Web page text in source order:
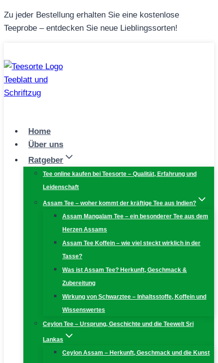
Zum
Inhalt
Zu jeder Bestellung erhalten Sie eine kostenlose
Teeprobe – entdecken Sie neue Lieblingssorten!
Home
Über uns
Ratgeber
Tee online kaufen bei Teesorte – Qualität, Erfahrung und
Leidenschaft
Assam Tee – woher kommt der kräftige Tee aus Indien?
Assam Mangalam Tee – ein besonderer Tee aus dem
Herzen Assams
Assam Tee Koffein – wie viel steckt wirklich in der
Tasse?
Was ist Assam Tee? Herkunft, Geschmack &
Zubereitung
Wirkung von Schwarztee – Inhaltsstoffe, Koffein und
Wissenswertes
Ceylon Tee – Ursprung, Geschichte und die Teewelt Sri
Lankas
Ceylon Assam – Herkunft, Geschmack und die Kunst